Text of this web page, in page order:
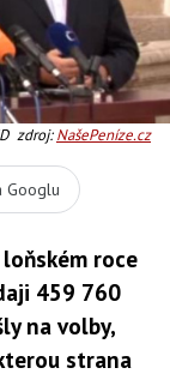
zdroj:NašePeníze.cz
Googlu
roce
459 760
na volby,
strana